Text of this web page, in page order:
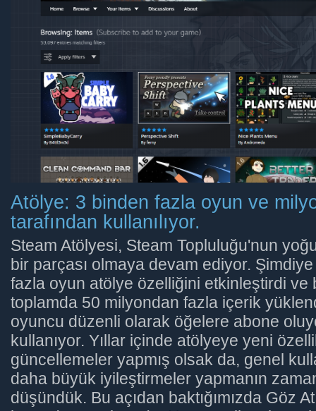
Atölye: 3 binden fazla oyun ve
tarafından kullanılıyor.
Steam Atölyesi, Steam Topluluğu'nun
bir parçası olmaya devam ediyor.
fazla oyun atölye özelliğini etkinleştirdi ve
toplamda 50 milyondan fazla içerik
oyuncu düzenli olarak öğelere abone
kullanıyor. Yıllar içinde atölyeye yeni
güncellemeler yapmış olsak da, genel
daha büyük iyileştirmeler yapmanın
düşündük. Bu açıdan baktığımızda Göz